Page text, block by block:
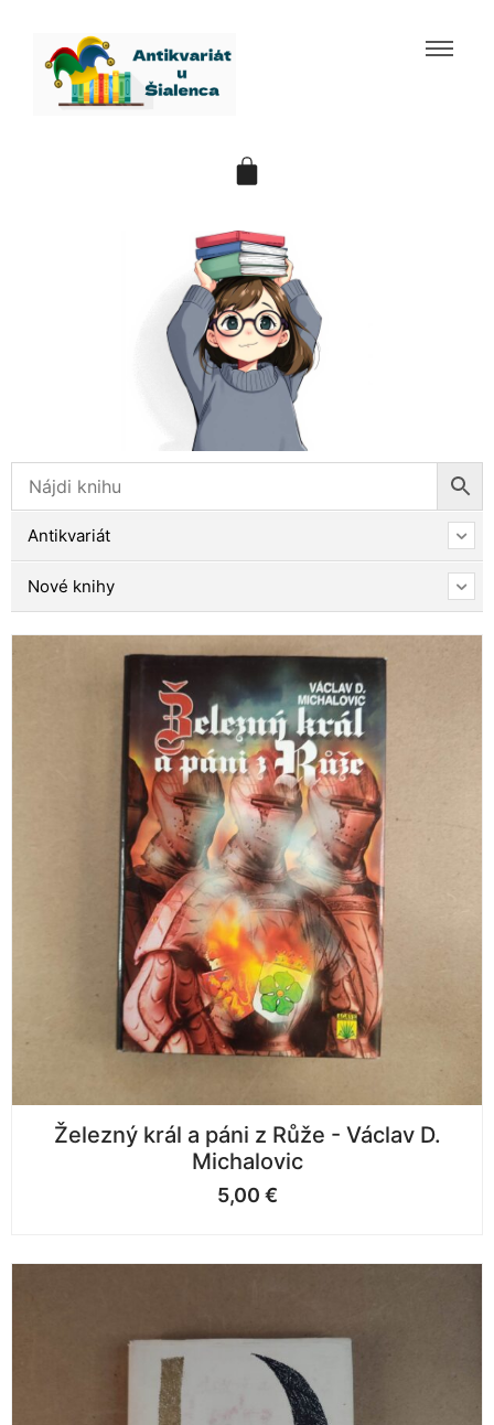
Antikvariát
Nové knihy
Železný král a páni z Růže - Václav D.
Michalovic
5,00 €